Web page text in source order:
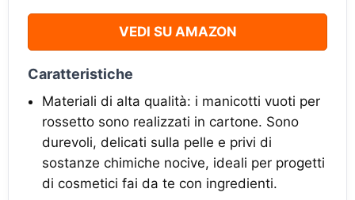
VEDI SU AMAZON
Caratteristiche
Materiali di alta qualità: i manicotti vuoti per
rossetto sono realizzati in cartone. Sono
durevoli, delicati sulla pelle e privi di
sostanze chimiche nocive, ideali per progetti
di cosmetici fai da te con ingredienti.